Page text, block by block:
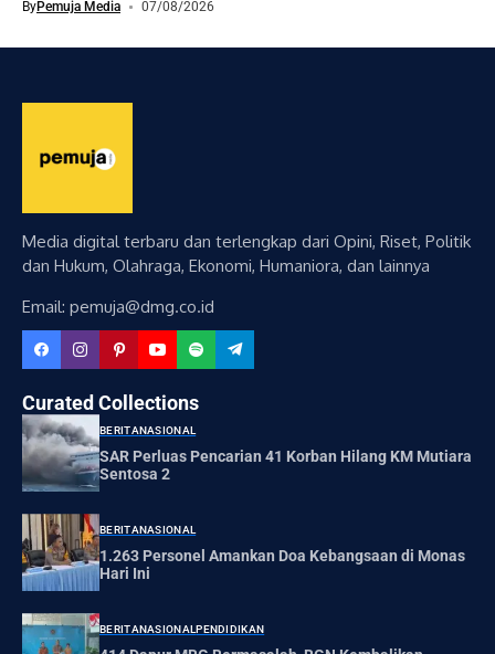
ByPemuja Media 07/08/2026
Media digital terbaru dan terlengkap dari Opini, Riset, Politik
dan Hukum, Olahraga, Ekonomi, Humaniora, dan lainnya
Email: pemuja@dmg.co.id
Curated Collections
BERITANASIONAL
SAR Perluas Pencarian 41 Korban Hilang KM Mutiara
Sentosa 2
BERITANASIONAL
1.263 Personel Amankan Doa Kebangsaan di Monas
Hari Ini
BERITANASIONALPENDIDIKAN